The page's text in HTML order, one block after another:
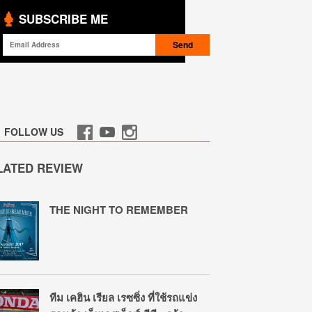
SUBSCRIBE ME
FOLLOW US
REVIEW
THE NIGHT TO REMEMBER
ทีม เคฮิน เรียล เรซซิ่ง ที่ใช้รถแข่ง